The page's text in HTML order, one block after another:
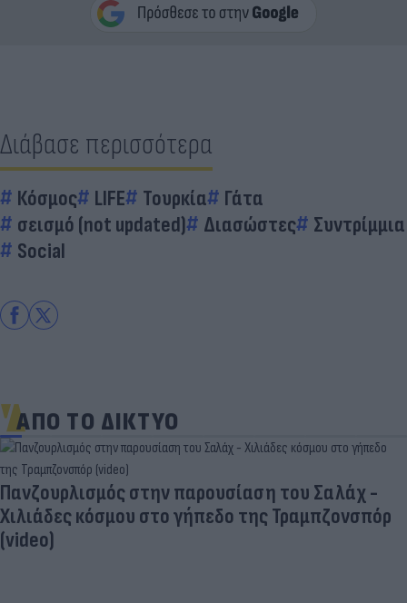
Διάβασε περισσότερα
Κόσμος LIFE Τουρκία
Γάτα
σεισμό (not updated)
Διασώστες
Συντρίμμια
Social
ΑΠΟ ΤΟ ΔΙΚΤΥΟ